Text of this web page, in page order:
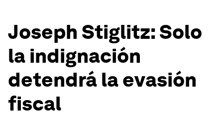
Joseph Stiglitz: Solo
la indignación
detendrá la evasión
fiscal